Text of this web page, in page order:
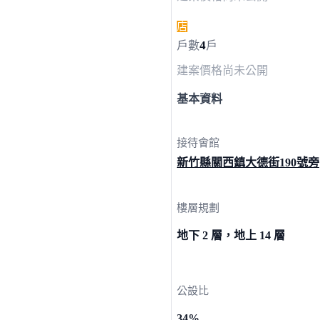
店
戶數4戶
建案價格尚未公開
基本資料
接待會館
新竹縣關西鎮大德街190號旁
樓層規劃
地下 2 層，地上 14 層
公設比